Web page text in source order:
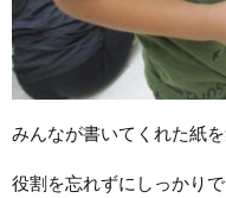
みんなが書いてくれた紙
役割を忘れずにしっかりで